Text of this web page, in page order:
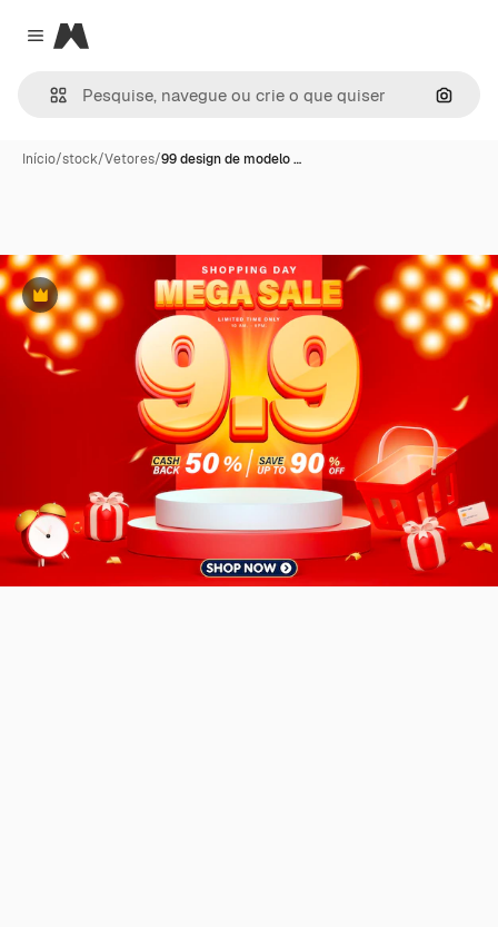
Close menu
Magnific
Início/stock/Vetores/99 design de modelo …
Premium